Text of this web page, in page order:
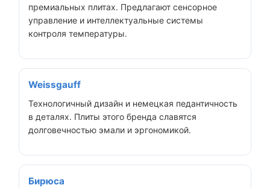
премиальных плитах. Предлагают сенсорное
управление и интеллектуальные системы
контроля температуры.
Weissgauff
Технологичный дизайн и немецкая педантичность
в деталях. Плиты этого бренда славятся
долговечностью эмали и эргономикой.
Бирюса